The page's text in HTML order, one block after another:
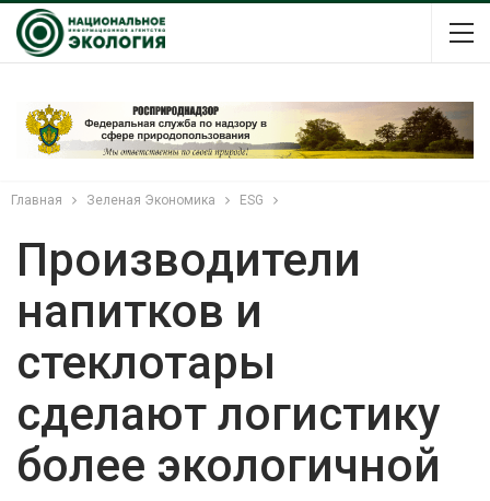
Главная Зеленая Экономика ESG
Производители
напитков и
стеклотары
сделают логистику
более экологичной